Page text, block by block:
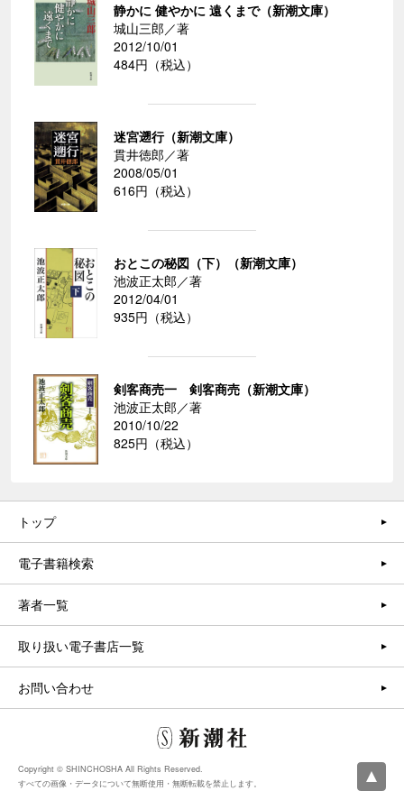
静かに 健やかに 遠くまで（新潮文庫）
城山三郎／著
2012/10/01
484円（税込）
迷宮遡行（新潮文庫）
貫井徳郎／著
2008/05/01
616円（税込）
おとこの秘図（下）（新潮文庫）
池波正太郎／著
2012/04/01
935円（税込）
剣客商売一 剣客商売（新潮文庫）
池波正太郎／著
2010/10/22
825円（税込）
トップ
電子書籍検索
著者一覧
取り扱い電子書店一覧
お問い合わせ
Copyright © SHINCHOSHA All Rights Reserved.
すべての画像・データについて無断使用・無断転載を禁止します。